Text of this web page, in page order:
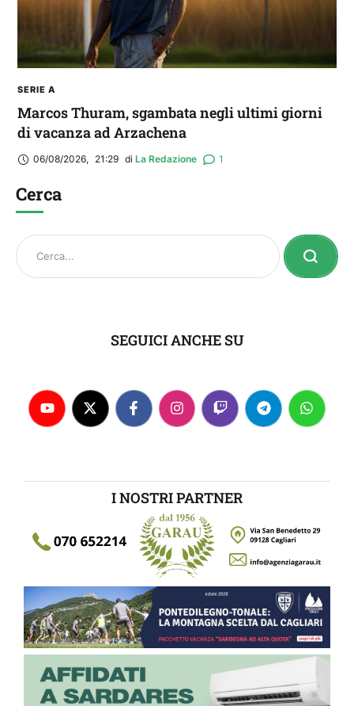
SERIE A
Marcos Thuram, sgambata negli ultimi giorni
di vacanza ad Arzachena
06/08/2026, 21:29 di La Redazione 1
Cerca
SEGUICI ANCHE SU
I NOSTRI PARTNER